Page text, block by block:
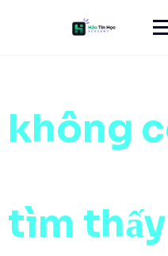
không
tìm thấy